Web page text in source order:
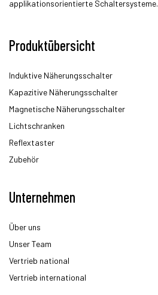
applikationsorientierte Schaltersysteme.
Produktübersicht
Induktive Näherungsschalter
Kapazitive Näherungsschalter
Magnetische Näherungsschalter
Lichtschranken
Reflextaster
Zubehör
Unternehmen
Über uns
Unser Team
Vertrieb national
Vertrieb international